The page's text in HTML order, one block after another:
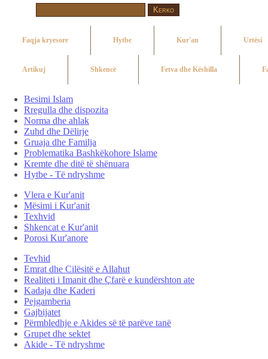
Faqja kryesore Hytbe Kur'an Urtësi
Artikuj Shkencë Fetva dhe Këshilla
Besimi Islam
Rregulla dhe dispozita
Norma dhe ahlak
Zuhd dhe Dëlirje
Gruaja dhe Familja
Problematika Bashkëkohore Islame
Kremte dhe ditë të shënuara
Hytbe - Të ndryshme
Vlera e Kur'anit
Mësimi i Kur'anit
Texhvid
Shkencat e Kur'anit
Porosi Kur'anore
Tevhid
Emrat dhe Cilësitë e Allahut
Realiteti i Imanit dhe Çfarë e kundërshton ate
Kadaja dhe Kaderi
Pejgamberia
Gajbijatet
Përmbledhje e Akides së të parëve tanë
Grupet dhe sektet
Akide - Të ndryshme